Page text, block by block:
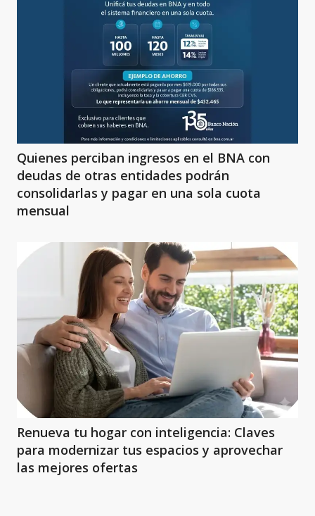
Quienes perciban ingresos en el BNA con
deudas de otras entidades podrán
consolidarlas y pagar en una sola cuota
mensual
Renueva tu hogar con inteligencia: Claves
para modernizar tus espacios y aprovechar
las mejores ofertas